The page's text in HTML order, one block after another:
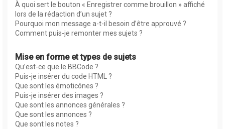
À quoi sert le bouton « Enregistrer comme brouillon » affiché
lors de la rédaction d’un sujet ?
Pourquoi mon message a-t-il besoin d’être approuvé ?
Comment puis-je remonter mes sujets ?
Mise en forme et types de sujets
Qu’est-ce que le BBCode ?
Puis-je insérer du code HTML ?
Que sont les émoticônes ?
Puis-je insérer des images ?
Que sont les annonces générales ?
Que sont les annonces ?
Que sont les notes ?